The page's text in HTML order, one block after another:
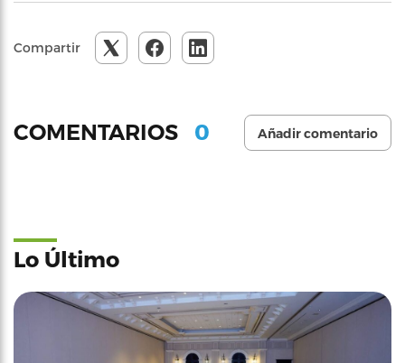
Compartir
COMENTARIOS 0 Añadir comentario
Lo Último